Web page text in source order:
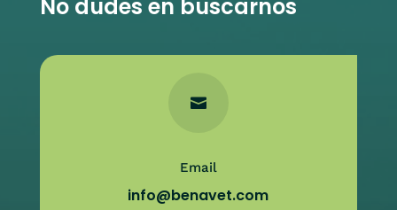
No dudes en buscarnos

Email
info@benavet.com